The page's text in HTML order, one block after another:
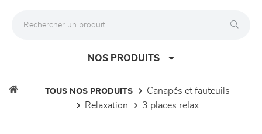
NOS PRODUITS
TOUS NOS PRODUITS
canapés et fauteuils
relaxation
3 places relax